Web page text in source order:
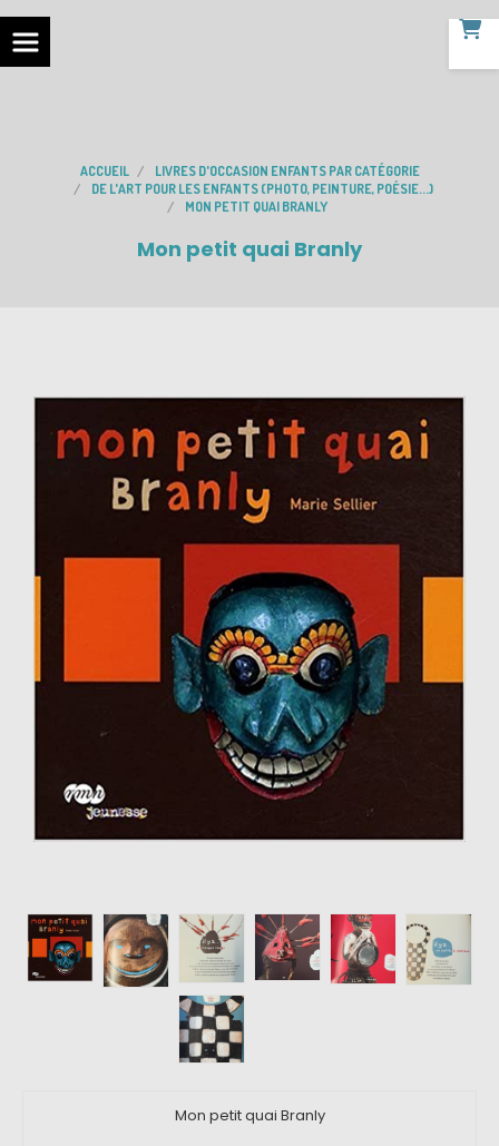
ACCUEIL
LIVRES D'OCCASION ENFANTS PAR CATÉGORIE
DE L'ART POUR LES ENFANTS (PHOTO, PEINTURE, POÉSIE...)
MON PETIT QUAI BRANLY
Mon petit quai Branly
Mon petit quai Branly